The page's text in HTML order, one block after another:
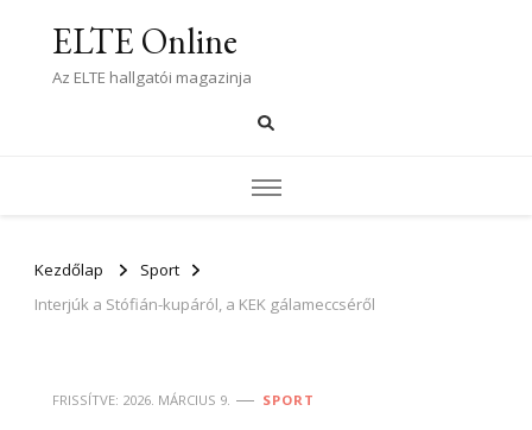
ELTE Online
Az ELTE hallgatói magazinja
Kezdőlap
Sport
Interjúk a Stófián-kupáról, a KEK gálameccséről
FRISSÍTVE: 2026. MÁRCIUS 9. SPORT